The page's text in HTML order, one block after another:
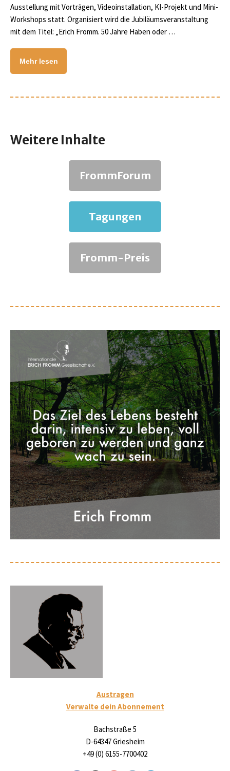
Ausstellung mit Vorträgen, Videoinstallation, KI-Projekt und Mini-
Workshops statt. Organisiert wird die Jubiläumsveranstaltung
mit dem Titel: „Erich Fromm. 50 Jahre Haben oder …
Mehr lesen
Weitere Inhalte
FrommForum
Tagungen
Fromm-Preis
Austragen
Verwalte dein Abonnement
Bachstraße 5
D-64347 Griesheim
+49 (0) 6155-7700402